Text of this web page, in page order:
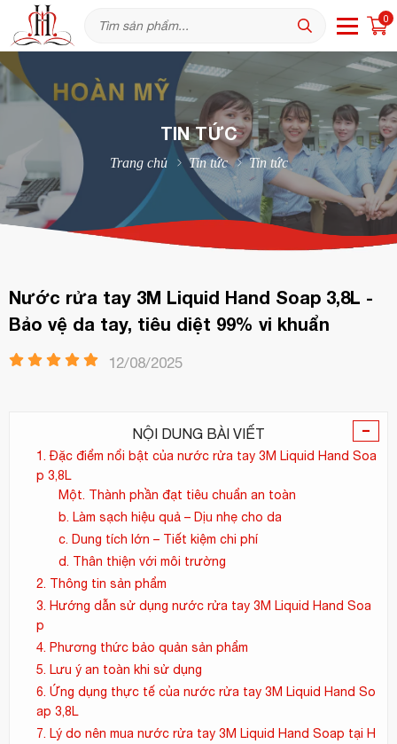
0
TIN TỨC
Trang chủ Tin tức Tin tức
Nước rửa tay 3M Liquid Hand Soap 3,8L -
Bảo vệ da tay, tiêu diệt 99% vi khuẩn
12/08/2025
-
NỘI DUNG BÀI VIẾT
1. Đặc điểm nổi bật của nước rửa tay 3M Liquid Hand Soa
p 3,8L
Một. Thành phần đạt tiêu chuẩn an toàn
b. Làm sạch hiệu quả – Dịu nhẹ cho da
c. Dung tích lớn – Tiết kiệm chi phí
d. Thân thiện với môi trường
2. Thông tin sản phẩm
3. Hướng dẫn sử dụng nước rửa tay 3M Liquid Hand Soa
p
4. Phương thức bảo quản sản phẩm
5. Lưu ý an toàn khi sử dụng
6. Ứng dụng thực tế của nước rửa tay 3M Liquid Hand So
ap 3,8L
7. Lý do nên mua nước rửa tay 3M Liquid Hand Soap tại H